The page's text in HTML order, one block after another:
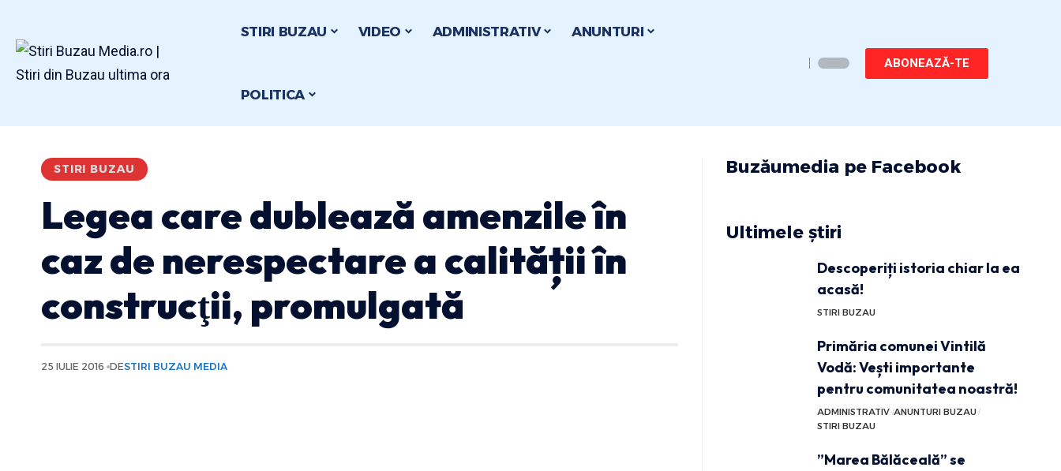
STIRI BUZAU VIDEO ADMINISTRATIV ANUNTURI
POLITICA
ABONEAZĂ-TE
STIRI BUZAU
Legea care dublează amenzile în
caz de nerespectare a calității în
construcţii, promulgată
25 IULIE 2016 DESTIRI BUZAU MEDIA
Buzăumedia pe Facebook
Ultimele știri
Descoperiți istoria chiar la ea
acasă!
STIRI BUZAU
Primăria comunei Vintilă
Vodă: Vești importante
pentru comunitatea noastră!
ADMINISTRATIV ANUNTURI BUZAU
STIRI BUZAU
”Marea Bălăceală” se